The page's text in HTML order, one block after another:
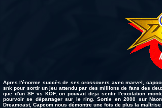
Apres l'énorme succès de ses crossovers avec marvel,
snk pour sortir un jeu attendu par des millions de fans des
que d'un SF vs KOF, on pouvait deja sentir l'excitation
pourvoir se départager sur le ring. Sortie en 2000 sur
Dreamcast, Capcom nous démontre une fois de plus la maîtrise